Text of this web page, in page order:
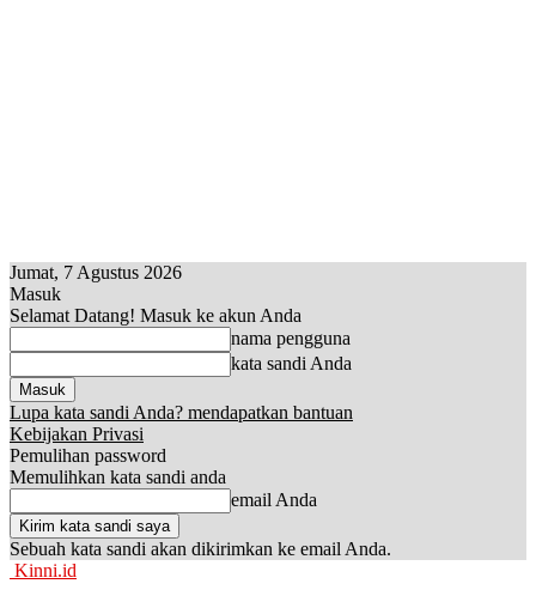
Jumat, 7 Agustus 2026
Masuk
Selamat Datang! Masuk ke akun Anda
nama pengguna
kata sandi Anda
Lupa kata sandi Anda? mendapatkan bantuan
Kebijakan Privasi
Pemulihan password
Memulihkan kata sandi anda
email Anda
Sebuah kata sandi akan dikirimkan ke email Anda.
Kinni.id